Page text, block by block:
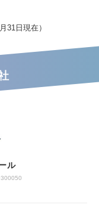
日現在）
ル
300050